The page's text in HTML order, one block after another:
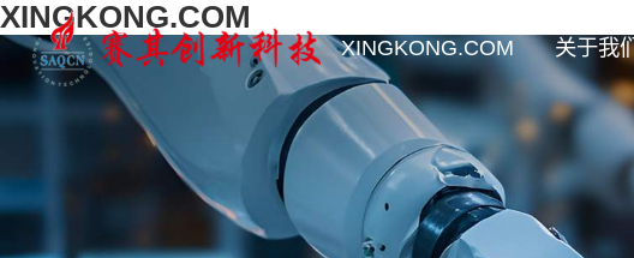
XINGKONG.COM
XINGKONG.COM 关于我